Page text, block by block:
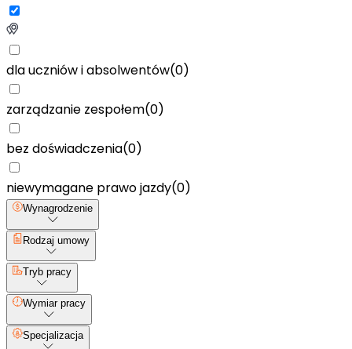
dla uczniów i absolwentów(0)
zarządzanie zespołem(0)
bez doświadczenia(0)
niewymagane prawo jazdy(0)
Wynagrodzenie
Rodzaj umowy
Tryb pracy
Wymiar pracy
Specjalizacja